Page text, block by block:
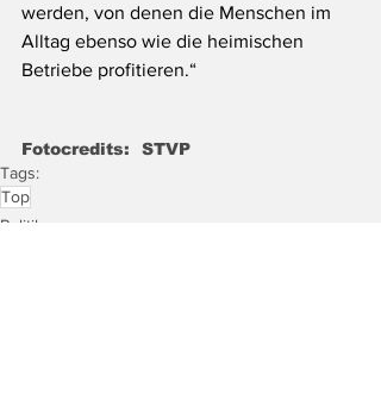
werden, von denen die Menschen im
Alltag ebenso wie die heimischen
Betriebe profitieren.“
Fotocredits:  STVP
Tags:
Top
Politik